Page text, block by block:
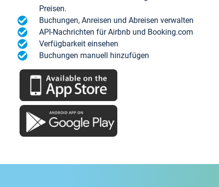
Preisen.
Buchungen, Anreisen und Abreisen verwalten
API-Nachrichten für Airbnb und Booking.com
Verfügbarkeit einsehen
Buchungen manuell hinzufügen